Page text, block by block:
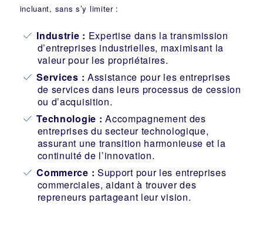
incluant, sans s’y limiter :
Industrie : Expertise dans la transmission
d’entreprises industrielles, maximisant la
valeur pour les propriétaires.
Services : Assistance pour les entreprises
de services dans leurs processus de cession
ou d’acquisition.
Technologie : Accompagnement des
entreprises du secteur technologique,
assurant une transition harmonieuse et la
continuité de l’innovation.
Commerce : Support pour les entreprises
commerciales, aidant à trouver des
repreneurs partageant leur vision.